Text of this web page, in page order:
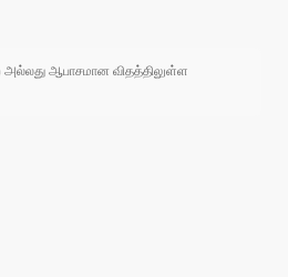
அல்லது ஆபாசமான விதத்திலுள்ள